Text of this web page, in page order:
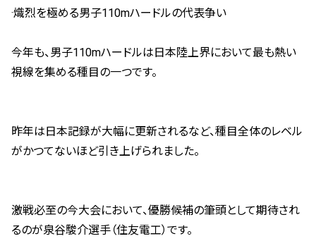
·熾烈を極める男子110mハードルの代表争い
今年も、男子110mハードルは日本陸上界において最も熱い
視線を集める種目の一つです。
昨年は日本記録が大幅に更新されるなど、種目全体のレベル
がかつてないほど引き上げられました。
激戦必至の今大会において、優勝候補の筆頭として期待され
るのが泉谷駿介選手（住友電工）です。